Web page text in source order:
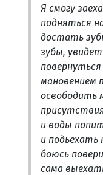
Я смогу
подняться
достать
зубы,
повернуться
мановением
освободить
и воды
и подьехать
боюсь
сама